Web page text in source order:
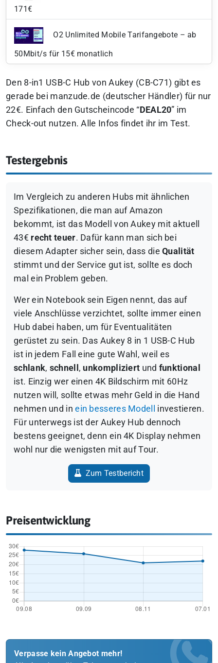
171€
O2 Unlimited Mobile Tarifangebote – ab
50Mbit/s für 15€ monatlich
Den 8-in1 USB-C Hub von Aukey (CB-C71) gibt es
gerade bei manzude.de (deutscher Händler) für nur
22€. Einfach den Gutscheincode “ DEAL20” im
Check-out nutzen. Alle Infos findet ihr im Test.
Testergebnis
Im Vergleich zu anderen Hubs mit ähnlichen
Spezifikationen, die man auf Amazon
bekommt, ist das Modell von Aukey mit aktuell
43€ recht teuer. Dafür kann man sich bei
diesem Adapter sicher sein, dass dieQualität
stimmt und der Service gut ist, sollte es doch
mal ein Problem geben.
Wer ein Notebook sein Eigen nennt, das auf
viele Anschlüsse verzichtet, sollte immer einen
Hub dabei haben, um für Eventualitäten
gerüstet zu sein. Das Aukey 8 in 1 USB-C Hub
ist in jedem Fall eine gute Wahl, weil es
schlank, schnell , unkompliziert und funktional
ist. Einzig wer einen 4K Bildschirm mit 60Hz
nutzen will, sollte etwas mehr Geld in die Hand
nehmen und inein besseres Modell
investieren.
Für unterwegs ist der Aukey Hub dennoch
bestens geeignet, denn ein 4K Display nehmen
wohl nur die wenigsten mit auf Tour.
Zum Testbericht
Preisentwicklung
Verpasse kein Angebot mehr!